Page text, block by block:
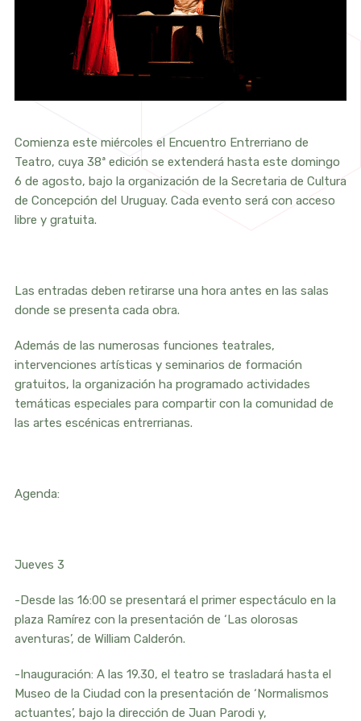
Comienza este miércoles el Encuentro Entrerriano de
Teatro, cuya 38ª edición se extenderá hasta este domingo
6 de agosto, bajo la organización de la Secretaria de Cultura
de Concepción del Uruguay. Cada evento será con acceso
libre y gratuita.
Las entradas deben retirarse una hora antes en las salas
donde se presenta cada obra.
Además de las numerosas funciones teatrales,
intervenciones artísticas y seminarios de formación
gratuitos, la organización ha programado actividades
temáticas especiales para compartir con la comunidad de
las artes escénicas entrerrianas.
Agenda:
Jueves 3
-Desde las 16:00 se presentará el primer espectáculo en la
plaza Ramírez con la presentación de ‘Las olorosas
aventuras’, de William Calderón.
-Inauguración: A las 19.30, el teatro se trasladará hasta el
Museo de la Ciudad con la presentación de ‘Normalismos
actuantes’, bajo la dirección de Juan Parodi y,